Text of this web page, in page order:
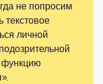
не попросим
текстовое
личной
функцию